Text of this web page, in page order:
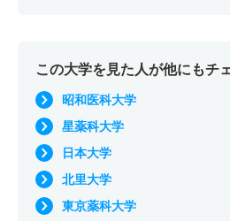
この大学を見た人が他にもチ
昭和医科大学
星薬科大学
日本大学
北里大学
東京薬科大学